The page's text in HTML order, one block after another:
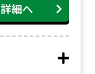
詳細へ